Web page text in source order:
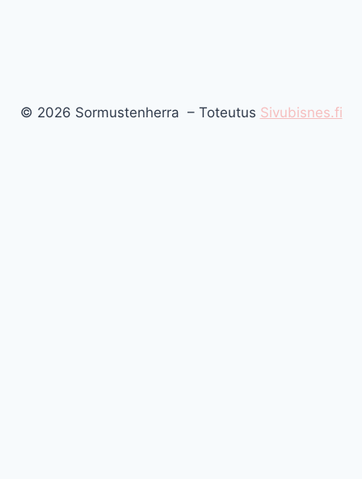
© 2026 Sormustenherra – Toteutus Sivubisnes.fi